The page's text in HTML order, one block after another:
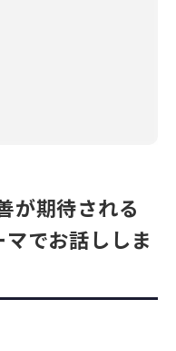
が期待される
でお話ししま